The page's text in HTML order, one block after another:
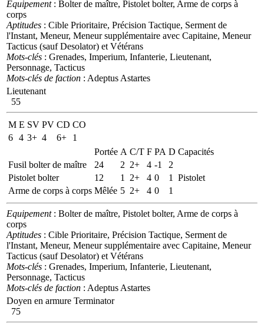
Equipement: Bolter de maître, Pistolet bolter, Arme de corps à
corps
Aptitudes : Cible Prioritaire, Précision Tactique, Serment de
l'Instant, Meneur, Meneur supplémentaire avec Capitaine, Meneur
Tacticus (sauf Desolator) et Vétérans
Mots-clés : Grenades, Imperium, Infanterie, Lieutenant,
Personnage, Tacticus
Mots-clés de faction : Adeptus Astartes
Lieutenant
55
M E SV PV CD CO
6 4 3+ 4 6+
1
Portée A C/T F PA D Capacités
Fusil bolter de maître
24 2 2+ 4 -1
2
Pistolet bolter
12 1 2+ 4 0 1
Pistolet
Arme de corps à corps Mêlée 5 2+ 4 0 1
Equipement: Bolter de maître, Pistolet bolter, Arme de corps à
corps
Aptitudes : Cible Prioritaire, Précision Tactique, Serment de
l'Instant, Meneur, Meneur supplémentaire avec Capitaine, Meneur
Tacticus (sauf Desolator) et Vétérans
Mots-clés : Grenades, Imperium, Infanterie, Lieutenant,
Personnage, Tacticus
Mots-clés de faction : Adeptus Astartes
Doyen en armure Terminator
75